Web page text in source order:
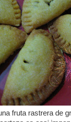
fruta rastrera de